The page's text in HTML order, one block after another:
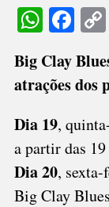
Big Clay
atrações dos
Dia 19,
a partir das
Dia 20,
Big Clay